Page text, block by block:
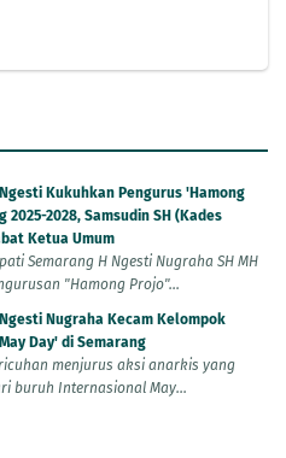
Kukuhkan Pengurus 'Hamong
2025-2028, Samsudin SH (Kades
Ketua Umum
Semarang H Ngesti Nugraha SH MH
"Hamong Projo"...
Nugraha Kecam Kelompok
Day' di Semarang
menjurus aksi anarkis yang
buruh Internasional May...